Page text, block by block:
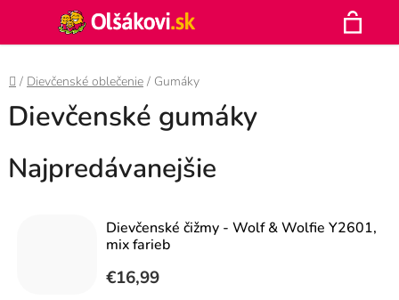
obsah
Hľadať
Domov
/ Dievčenské oblečenie / Gumáky
Dievčenské gumáky
Najpredávanejšie
Dievčenské čižmy - Wolf & Wolfie Y2601,
mix farieb
€16,99